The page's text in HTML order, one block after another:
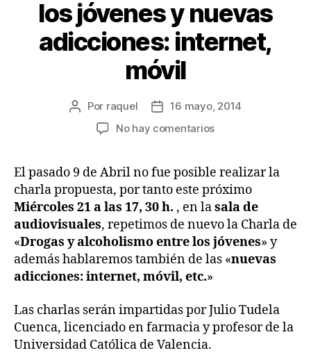
los jóvenes y nuevas
adicciones: internet,
móvil
Autor
Por raquel
Fecha16 mayo, 2014
No hay comentariosen
Drogas
y
alcoholismo
en
los
jóvenes
y
internet,
móvil
El pasado 9 de Abril no fue posible realizar la
charla propuesta, por tanto este próximo
Miércoles 21 a las 17, 30 h. , en lasala de
audiovisuales, repetimos de nuevo la Charla de
«Drogas y alcoholismo entre los jóvenes» y
además hablaremos también de las «nuevas
adicciones: internet, móvil, etc.»
Las charlas serán impartidas por Julio Tudela
Cuenca, licenciado en farmacia y profesor de la
Universidad Católica de Valencia.